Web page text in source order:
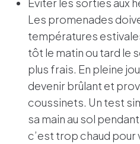
Les promenades
températures
tôt le matin ou tard le
plus frais. En pleine
devenir brûlant et
coussinets. Un test
sa main au sol
c’est trop chaud pour